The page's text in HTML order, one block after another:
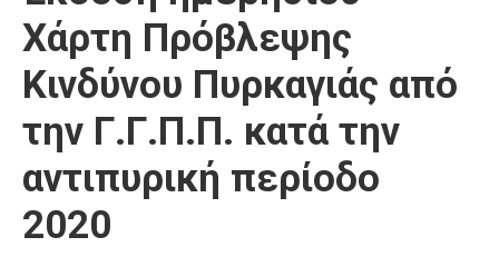
Καιρός
Χάρτη Πρόβλεψης
Κινδύνου Πυρκαγιάς από
την Γ.Γ.Π.Π. κατά την
αντιπυρική περίοδο
2020